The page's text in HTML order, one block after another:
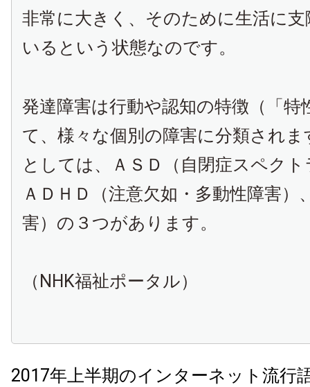
非常に大きく、そのために生活に
いるという状態なのです。
発達障害は行動や認知の特徴（「特
て、様々な個別の障害に分類され
としては、ＡＳＤ（自閉症スペク
ＡＤＨＤ（注意欠如・多動性障害）
害）の３つがあります。
（NHK福祉ポータル）
2017年上半期のインターネット流行